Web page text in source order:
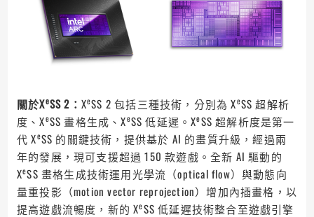
關於XeSS 2： XeSS 2 包括三種技術，分別為 XeSS 超解析
度、XeSS 畫格生成、XeSS 低延遲。XeSS 超解析度是第一
代 XeSS 的關鍵技術，提供基於 AI 的畫質升級，經過兩
年的發展，現可支援超過 150 款遊戲。全新 AI 驅動的
XeSS 畫格生成技術運用光學流（optical flow）與動態向
量重投影（motion vector reprojection）增加內插畫格，以
提高遊戲流暢度，新的 XeSS 低延遲技術整合至遊戲引擎